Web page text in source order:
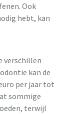
Ook
hebt, kan
verschillen
kan de
per jaar tot
sommige
terwijl